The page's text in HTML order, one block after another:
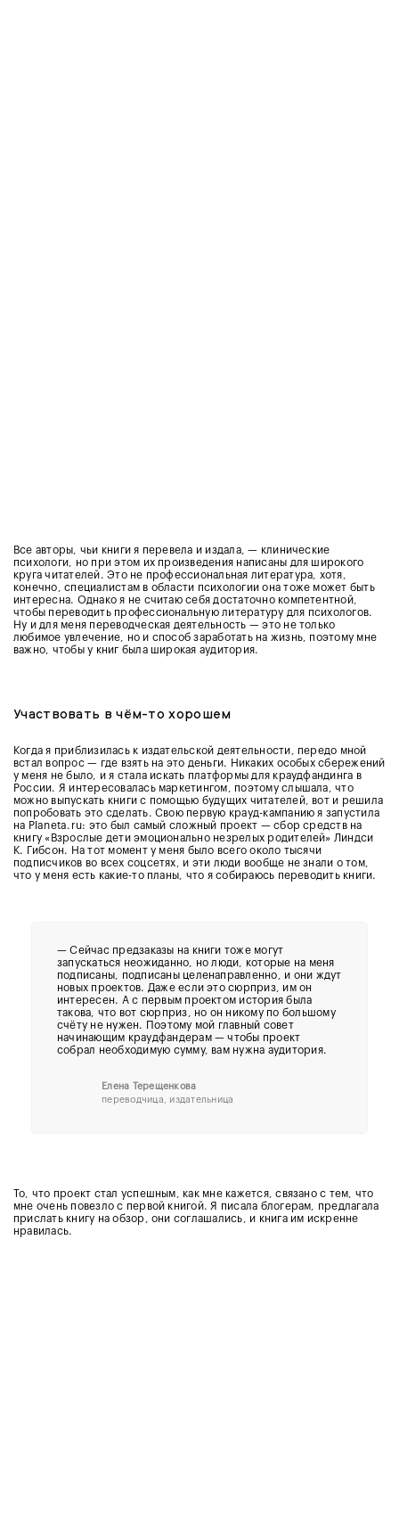
Все авторы, чьи книги я перевела и издала, — клинические
психологи, но при этом их произведения написаны для широкого
круга читателей. Это не профессиональная литература, хотя,
конечно, специалистам в области психологии она тоже может быть
интересна. Однако я не считаю себя достаточно компетентной,
чтобы переводить профессиональную литературу для психологов.
Ну и для меня переводческая деятельность — это не только
любимое увлечение, но и способ заработать на жизнь, поэтому мне
важно, чтобы у книг была широкая аудитория.
Участвовать в чём-то хорошем
Когда я приблизилась к издательской деятельности, передо мной
встал вопрос — где взять на это деньги. Никаких особых сбережений
у меня не было, и я стала искать платформы для краудфандинга в
России. Я интересовалась маркетингом, поэтому слышала, что
можно выпускать книги с помощью будущих читателей, вот и решила
попробовать это сделать. Свою первую крауд-кампанию я запустила
на Planeta.ru: это был самый сложный проект — сбор средств на
книгу «Взрослые дети эмоционально незрелых родителей» Линдси
К. Гибсон. На тот момент у меня было всего около тысячи
подписчиков во всех соцсетях, и эти люди вообще не знали о том,
что у меня есть какие-то планы, что я собираюсь переводить книги.
—Сейчас предзаказы на книги тоже могут
запускаться неожиданно, но люди, которые на меня
подписаны, подписаны целенаправленно, и они ждут
новых проектов. Даже если это сюрприз, им он
интересен. А с первым проектом история была
такова, что вот сюрприз, но он никому по большому
счёту не нужен. Поэтому мой главный совет
начинающим краудфандерам — чтобы проект
собрал необходимую сумму, вам нужна аудитория.
Елена Терещенкова
переводчица, издательница
То, что проект стал успешным, как мне кажется, связано с тем, что
мне очень повезло с первой книгой. Я писала блогерам, предлагала
прислать книгу на обзор, они соглашались, и книга им искренне
нравилась.